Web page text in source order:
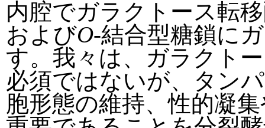
内腔でガラクトース転
およびO-結合型糖鎖に
す。我々は、ガラクト
必須ではないが、タン
胞形態の維持、性的凝